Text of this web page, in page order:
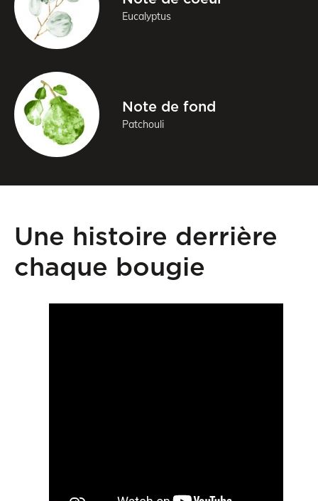
Eucalyptus
Note de fond
Patchouli
Une histoire derrière
chaque bougie